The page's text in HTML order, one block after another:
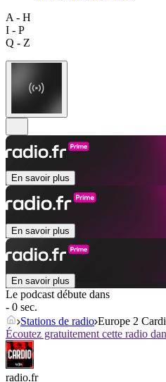
A - H
I - P
Q - Z
En savoir plus
En savoir plus
En savoir plus
Le podcast débute dans
- 0 sec.
Stations de radio Europe 2
Écoutez gratuitement cette radio
radio.fr